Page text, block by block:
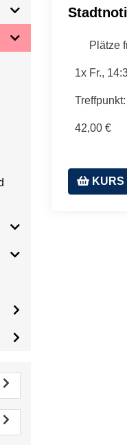
Plätze
1x Fr.,
42,00 €
KURS